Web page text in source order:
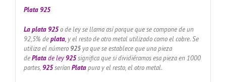
Plata 925
La plata 925o de ley se llama así porque que se compone de un
92,5% deplata,y el resto de otro metal utilizado como el cobre. Se
utiliza el número 925ya que se establece que una pieza
dePlatade ley925significa que si dividiéramos esa pieza en 1000
partes, 925seríanPlatapura y el resto, el otro metal.